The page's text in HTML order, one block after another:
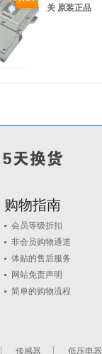
关 原装正品
购物指南
会员等级折扣
非会员购物通道
体贴的售后服务
网站免责声明
简单的购物流程
传感器 低压电器